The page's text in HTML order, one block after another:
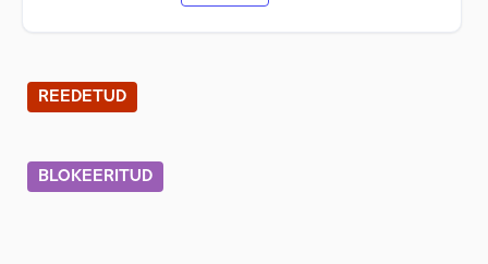
REEDETUD
BLOKEERITUD